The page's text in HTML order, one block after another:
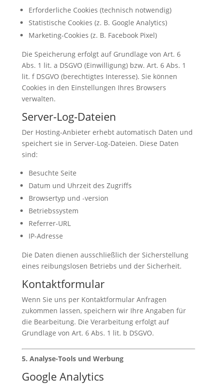
Erforderliche Cookies (technisch notwendig)
Statistische Cookies (z. B. Google Analytics)
Marketing-Cookies (z. B. Facebook Pixel)
Die Speicherung erfolgt auf Grundlage von Art. 6
Abs. 1 lit. a DSGVO (Einwilligung) bzw. Art. 6 Abs. 1
lit. f DSGVO (berechtigtes Interesse). Sie können
Cookies in den Einstellungen Ihres Browsers
verwalten.
Server-Log-Dateien
Der Hosting-Anbieter erhebt automatisch Daten und
speichert sie in Server-Log-Dateien. Diese Daten
sind:
Besuchte Seite
Datum und Uhrzeit des Zugriffs
Browsertyp und -version
Betriebssystem
Referrer-URL
IP-Adresse
Die Daten dienen ausschließlich der Sicherstellung
eines reibungslosen Betriebs und der Sicherheit.
Kontaktformular
Wenn Sie uns per Kontaktformular Anfragen
zukommen lassen, speichern wir Ihre Angaben für
die Bearbeitung. Die Verarbeitung erfolgt auf
Grundlage von Art. 6 Abs. 1 lit. b DSGVO.
5. Analyse-Tools und Werbung
Google Analytics